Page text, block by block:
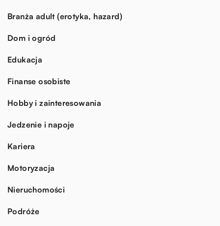
Branża adult (erotyka, hazard)
Dom i ogród
Edukacja
Finanse osobiste
Hobby i zainteresowania
Jedzenie i napoje
Kariera
Motoryzacja
Nieruchomości
Podróże